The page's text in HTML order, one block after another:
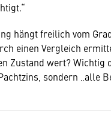
hängt freilich vom
einen Vergleich
Zustand wert?
sondern „alle